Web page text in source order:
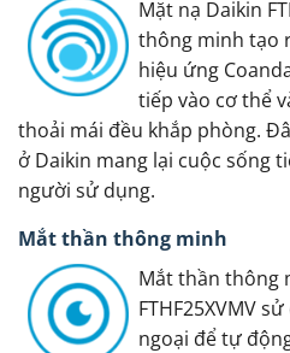
Mặt nạ Daikin
thông minh tạo
hiệu ứng
tiếp vào cơ thể
thoải mái đều khắp phòng.
ở Daikin mang lại cuộc sống
người sử dụng.
Mắt thần thông minh
Mắt thần thông
FTHF25XVMV
ngoại để tự